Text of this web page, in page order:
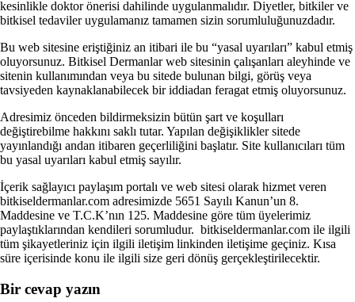
kesinlikle doktor önerisi dahilinde uygulanmalıdır. Diyetler, bitkiler ve
bitkisel tedaviler uygulamanız tamamen sizin sorumluluğunuzdadır.
Bu web sitesine eriştiğiniz an itibari ile bu “yasal uyarıları” kabul etmiş
oluyorsunuz. Bitkisel Dermanlar web sitesinin çalışanları aleyhinde ve
sitenin kullanımından veya bu sitede bulunan bilgi, görüş veya
tavsiyeden kaynaklanabilecek bir iddiadan feragat etmiş oluyorsunuz.
Adresimiz önceden bildirmeksizin bütün şart ve koşulları
değiştirebilme hakkını saklı tutar. Yapılan değişiklikler sitede
yayınlandığı andan itibaren geçerliliğini başlatır. Site kullanıcıları tüm
bu yasal uyarıları kabul etmiş sayılır.
İçerik sağlayıcı paylaşım portalı ve web sitesi olarak hizmet veren
bitkiseldermanlar.com adresimizde 5651 Sayılı Kanun’un 8.
Maddesine ve T.C.K’nın 125. Maddesine göre tüm üyelerimiz
paylaştıklarından kendileri sorumludur. bitkiseldermanlar.com ile ilgili
tüm şikayetleriniz için ilgili iletişim linkinden iletişime geçiniz. Kısa
süre içerisinde konu ile ilgili size geri dönüş gerçekleştirilecektir.
Bir cevap yazın